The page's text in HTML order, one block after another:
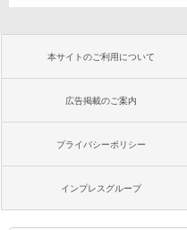
本サイトのご利用について
広告掲載のご案内
プライバシーポリシー
インプレスグループ